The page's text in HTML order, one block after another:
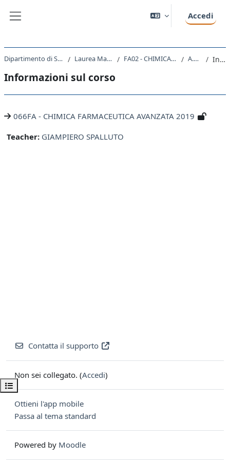
Accedi
Apri indice del corso
Dipartimento di Scienze Chimiche e Farmaceutiche Laurea Magistrale Ciclo Unico 5 anni FA02 - CHIMICA E TECNOLOGIA FARMACEUTICHE A.A. 2019 - 2020 Introduzione
Informazioni sul corso
066FA - CHIMICA FARMACEUTICA AVANZATA 2019
Teacher: GIAMPIERO SPALLUTO
Contatta il supporto
Non sei collegato. (Accedi)
Ottieni l'app mobile
Passa al tema standard
Powered by Moodle